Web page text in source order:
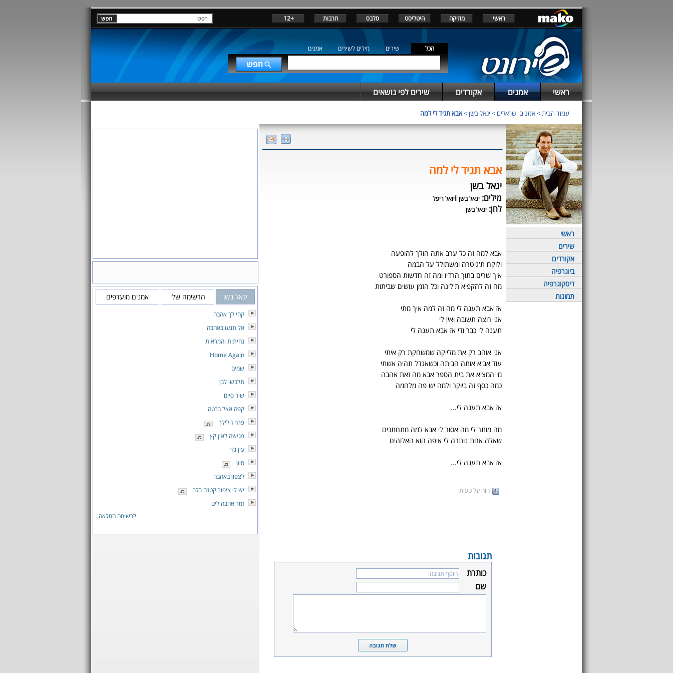
ראשי מוזיקה היטליסט סלבס תרבות +12
הכל שירים מילים לשירים אמנים
ראשי אמנים אקורדים שירים לפי נושאים
עמוד הבית>אמנים ישראלים > יגאל בשן>אבא תגיד לי למה
ראשי
שירים
אקורדים
ביוגרפיה
דיסקוגרפיה
תמונות
אבא תגיד לי למה
יגאל בשן
מילים: יגאל בשן ויואל ריפל
לחן: יגאל בשן
אבא למה זה כל ערב אתה הולך להופעה
ולוקח ת'גיטרה ומשתולל על הבמה
איך שרים בתוך הרדיו ומה זה חדשות הספורט
מה זה להקפיא ת'ליגה וכל הזמן עושים שביתות
אז אבא תענה לי מה זה למה איך מתי
אני רוצה תשובה ואין לי
תענה לי כבר ודי אז אבא תענה לי
אני אוהב רק את מלייקה שמשחקת רק איתי
עוד אביא אותה הביתה וכשאגדל תהיה אשתי
מי המציא את בית הספר אבא מה זאת אהבה
כמה כסף זה ביוקר ולמה יש פה מלחמה
אז אבא תענה לי...
מה מותר לי מה אסור לי אבא למה מתחתנים
שאלה אחת נותרה לי איפה הוא האלוהים
אז אבא תענה לי...
דווח על טעות
תגובות
כותרת
שם
יגאל בשן הרשימה שלי אמנים מועדפים
קחי לך אהבה
אל תגעו באהבה
נחיתות והמראות
Home Again
שמים
תלבשי לבן
שיר סיום
קפה אצל ברטה
פרח הלילך
פגישה לאין קץ
עין גדי
סיון
לצפון באהבה
יש לי ציפור קטנה בלב
זמר אהבה לים
לרשימה המלאה...